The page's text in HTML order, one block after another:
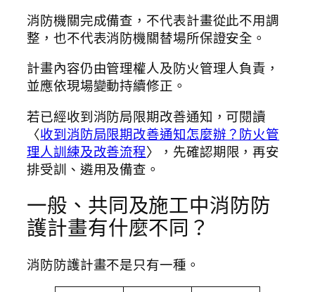
消防機關完成備查，不代表計畫從此不用調
整，也不代表消防機關替場所保證安全。
計畫內容仍由管理權人及防火管理人負責，
並應依現場變動持續修正。
若已經收到消防局限期改善通知，可閱讀
〈收到消防局限期改善通知怎麼辦？防火管
理人訓練及改善流程〉，先確認期限，再安
排受訓、遴用及備查。
一般、共同及施工中消防防
護計畫有什麼不同？
消防防護計畫不是只有一種。